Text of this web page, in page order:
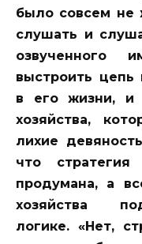
было совсем не
слушать и
выстроить цепь
в его жизни, и
хозяйства,
лихие
что
продумана, а
хозяйства
логике. «Нет,